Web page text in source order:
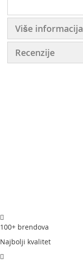
Više informacija
Recenzije
100+ brendova
Najbolji kvalitet